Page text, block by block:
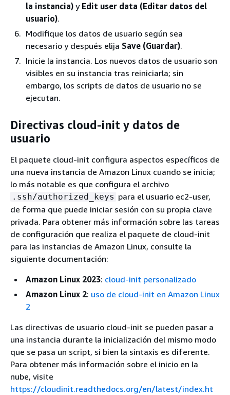
la instancia) y Edit user data (Editar datos del
usuario).
Modifique los datos de usuario según sea
necesario y después elija Save (Guardar).
Inicie la instancia. Los nuevos datos de usuario son
visibles en su instancia tras reiniciarla; sin
embargo, los scripts de datos de usuario no se
ejecutan.
Directivas cloud-init y datos de
usuario
El paquete cloud-init configura aspectos específicos de
una nueva instancia de Amazon Linux cuando se inicia;
lo más notable es que configura el archivo
.ssh/authorized_keys para el usuario ec2-user,
de forma que puede iniciar sesión con su propia clave
privada. Para obtener más información sobre las tareas
de configuración que realiza el paquete de cloud-init
para las instancias de Amazon Linux, consulte la
siguiente documentación:
Amazon Linux 2023: cloud-init personalizado
Amazon Linux 2: uso de cloud-init en Amazon Linux
2
Las directivas de usuario cloud-init se pueden pasar a
una instancia durante la inicialización del mismo modo
que se pasa un script, si bien la sintaxis es diferente.
Para obtener más información sobre el inicio en la
nube, visite
https://cloudinit.readthedocs.org/en/latest/index.ht